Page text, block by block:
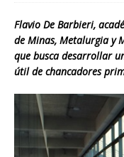
Flavio De Barbieri,
de Minas, Metalurgia y
que busca desarrollar
útil de chancadores